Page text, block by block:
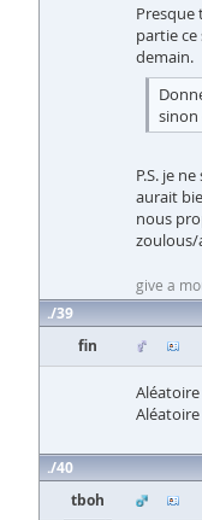
Presque
partie
demain.
sinon
P.S. je
aurait
nous
zoulous/
give a
39
fin
Aléatoire
Aléatoire
40
tboh